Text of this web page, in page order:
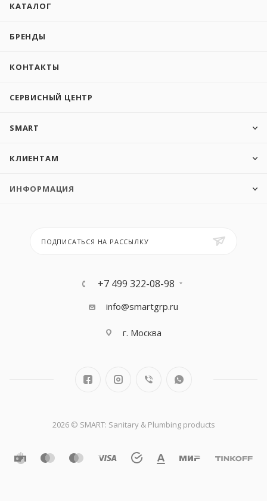
КАТАЛОГ
БРЕНДЫ
КОНТАКТЫ
СЕРВИСНЫЙ ЦЕНТР
SMART
КЛИЕНТАМ
ИНФОРМАЦИЯ
ПОДПИСАТЬСЯ НА РАССЫЛКУ
+7 499 322-08-98
info@smartgrp.ru
г. Москва
2026 © SMART: Sanitary & Plumbing products